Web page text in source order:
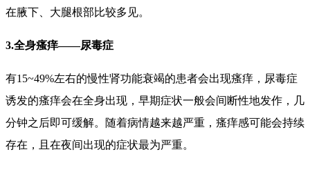
在腋下、大腿根部比较多见。
3.全身瘙痒——尿毒症
有15~49%左右的慢性肾功能衰竭的患者会出现瘙痒，尿毒症
诱发的瘙痒会在全身出现，早期症状一般会间断性地发作，几
分钟之后即可缓解。随着病情越来越严重，瘙痒感可能会持续
存在，且在夜间出现的症状最为严重。